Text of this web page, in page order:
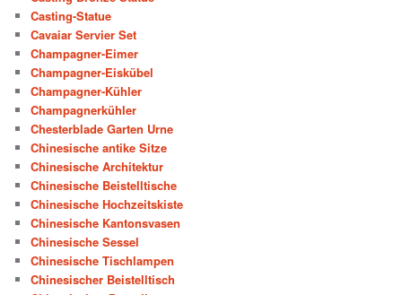
Casting-Statue
Cavaiar Servier Set
Champagner-Eimer
Champagner-Eiskübel
Champagner-Kühler
Champagnerkühler
Chesterblade Garten Urne
Chinesische antike Sitze
Chinesische Architektur
Chinesische Beistelltische
Chinesische Hochzeitskiste
Chinesische Kantonsvasen
Chinesische Sessel
Chinesische Tischlampen
Chinesischer Beistelltisch